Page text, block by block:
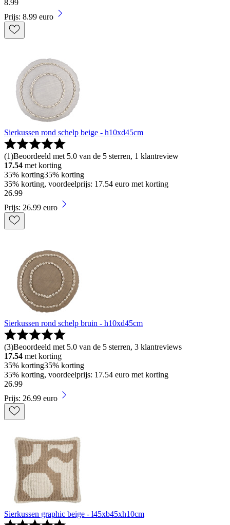
8.99
Prijs: 8.99 euro
Sierkussen rond schelp beige - h10xd45cm
(1)Beoordeeld met 5.0 van de 5 sterren, 1 klantreview
17.54 met korting
35% korting35% korting
35% korting, voordeelprijs: 17.54 euro met korting
26.99
Prijs: 26.99 euro
Sierkussen rond schelp bruin - h10xd45cm
(3)Beoordeeld met 5.0 van de 5 sterren, 3 klantreviews
17.54 met korting
35% korting35% korting
35% korting, voordeelprijs: 17.54 euro met korting
26.99
Prijs: 26.99 euro
Sierkussen graphic beige - l45xb45xh10cm